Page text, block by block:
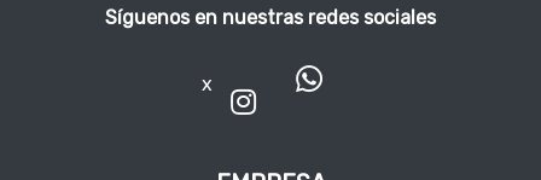
Síguenos en nuestras redes sociales
x